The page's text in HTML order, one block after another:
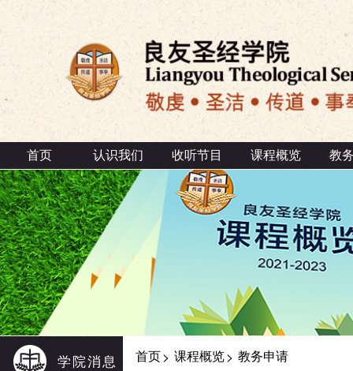
首页 认识我们 收听节目 课程概览 教
学院消息 首页> 课程概览> 教务申请